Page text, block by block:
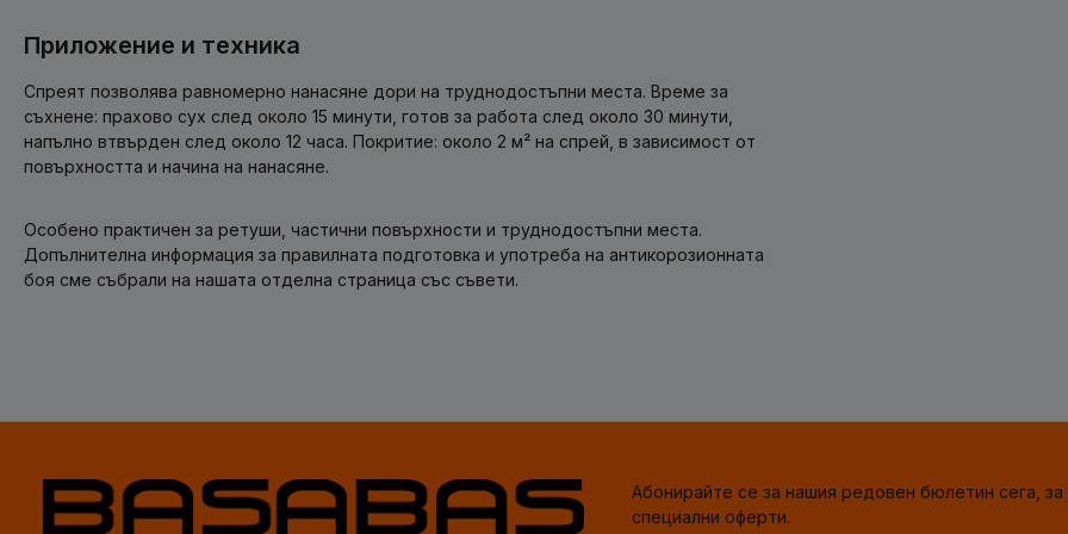
Приложение и техника
Спреят позволява равномерно нанасяне дори на труднодостъпни места. Време за
съхнене: прахово сух след около 15 минути, готов за работа след около 30 минути,
напълно втвърден след около 12 часа. Покритие: около 2 м² на спрей, в зависимост от
повърхността и начина на нанасяне.
Особено практичен за ретуши, частични повърхности и труднодостъпни места.
Допълнителна информация за правилната подготовка и употреба на антикорозионната
боя сме събрали на нашата отделна страница със съвети.
Абонирайте се за нашия редовен бюлетин сега,
специални оферти.